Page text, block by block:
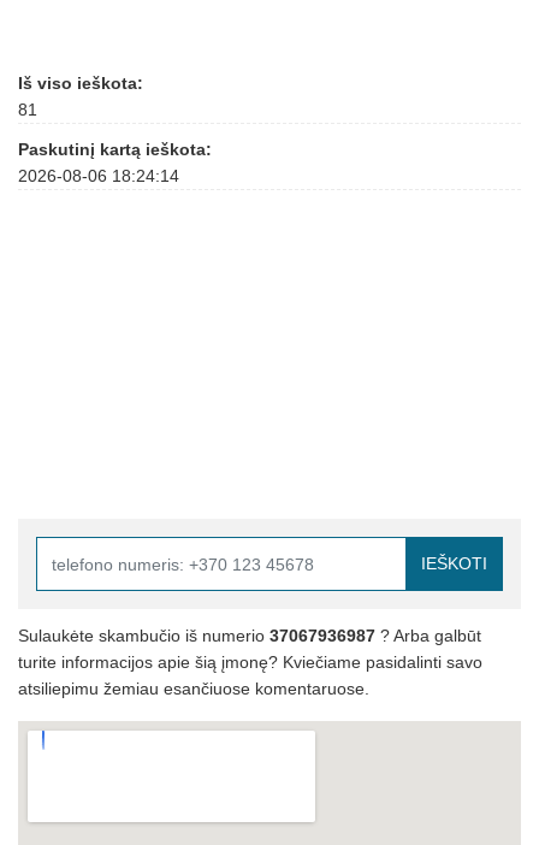
Iš viso ieškota:
81
Paskutinį kartą ieškota:
2026-08-06 18:24:14
IEŠKOTI
Sulaukėte skambučio iš numerio 37067936987 ? Arba galbūt
turite informacijos apie šią įmonę? Kviečiame pasidalinti savo
atsiliepimu žemiau esančiuose komentaruose.